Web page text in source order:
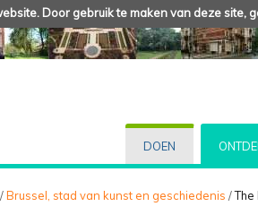
Door gebruik te maken van deze site,
DOEN
/Brussel, stad van kunst en geschiedenis /